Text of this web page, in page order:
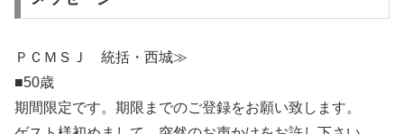
ＰＣＭＳＪ 統括・西城≫
■50歳
期間限定です。期限までのご登録をお願い致します。